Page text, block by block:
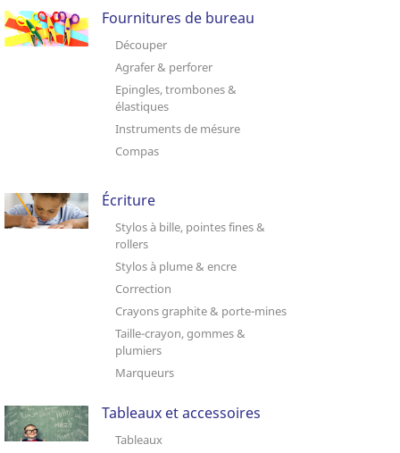
Fournitures de bureau
Découper
Agrafer & perforer
Epingles, trombones &
élastiques
Instruments de mésure
Compas
Écriture
Stylos à bille, pointes fines &
rollers
Stylos à plume & encre
Correction
Crayons graphite & porte-mines
Taille-crayon, gommes &
plumiers
Marqueurs
Tableaux et accessoires
Tableaux